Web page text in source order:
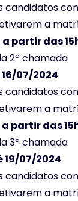
candidatos
a
partir das
2ª chamada
16/07/2024
candidatos
a
partir das
3ª chamada
19/07/2024
candidatos
a